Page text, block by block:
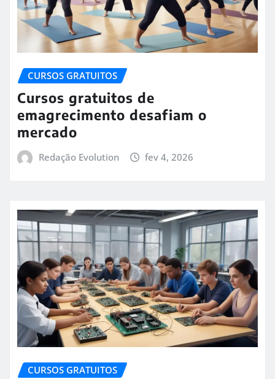
CURSOS GRATUITOS
Cursos gratuitos de
emagrecimento desafiam o
mercado
Redação Evolution fev 4, 2026
CURSOS GRATUITOS